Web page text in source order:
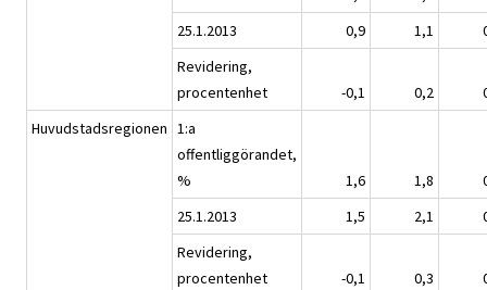
25.1.2013
0,9 1,1
Revidering,
procentenhet
-0,1 0,2
Huvudstadsregionen 1:a
offentliggörandet,
%
1,6 1,8
25.1.2013
1,5 2,1
Revidering,
procentenhet
-0,1 0,3